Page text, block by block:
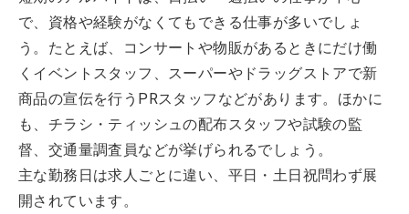
で、資格や経験がなくてもできる仕事が多いでしょ
う。たとえば、コンサートや物販があるときにだけ働
くイベントスタッフ、スーパーやドラッグストアで新
商品の宣伝を行うPRスタッフなどがあります。ほかに
も、チラシ・ティッシュの配布スタッフや試験の監
督、交通量調査員などが挙げられるでしょう。
主な勤務日は求人ごとに違い、平日・土日祝問わず展
開されています。